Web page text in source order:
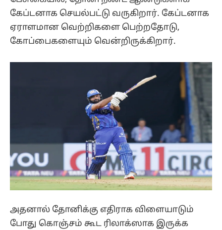
கேப்டனாக செயல்பட்டு வருகிறார். கேப்டனாக
ஏராளமான வெற்றிகளை பெற்றதோடு,
கோப்பைகளையும் வென்றிருக்கிறார்.
அதனால் தோனிக்கு எதிராக விளையாடும்
போது கொஞ்சம் கூட ரிலாக்ஸாக இருக்க